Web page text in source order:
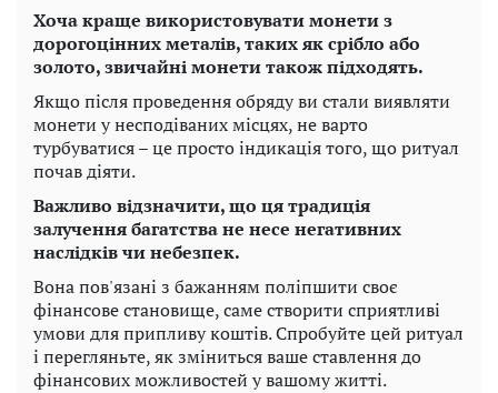
Хоча краще використовувати монети з
дорогоцінних металів, таких як срібло або
золото, звичайні монети також підходять.
Якщо після проведення обряду ви стали виявляти
монети у несподіваних місцях, не варто
турбуватися – це просто індикація того, що ритуал
почав діяти.
Важливо відзначити, що ця традиція
залучення багатства не несе негативних
наслідків чи небезпек.
Вона пов'язані з бажанням поліпшити своє
фінансове становище, саме створити сприятливі
умови для припливу коштів. Спробуйте цей ритуал
і перегляньте, як зміниться ваше ставлення до
фінансових можливостей у вашому житті.